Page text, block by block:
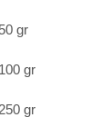
– 50 gr Rp
– 100 gr Rp
– 250 gr Rp